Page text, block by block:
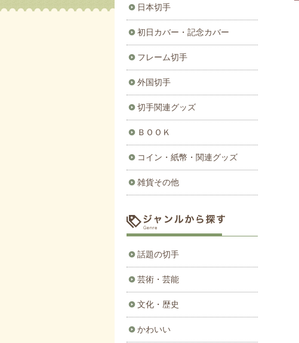
日本切手
初日カバー・記念カバー
フレーム切手
外国切手
切手関連グッズ
ＢＯＯＫ
コイン・紙幣・関連グッズ
雑貨その他
話題の切手
芸術・芸能
文化・歴史
かわいい